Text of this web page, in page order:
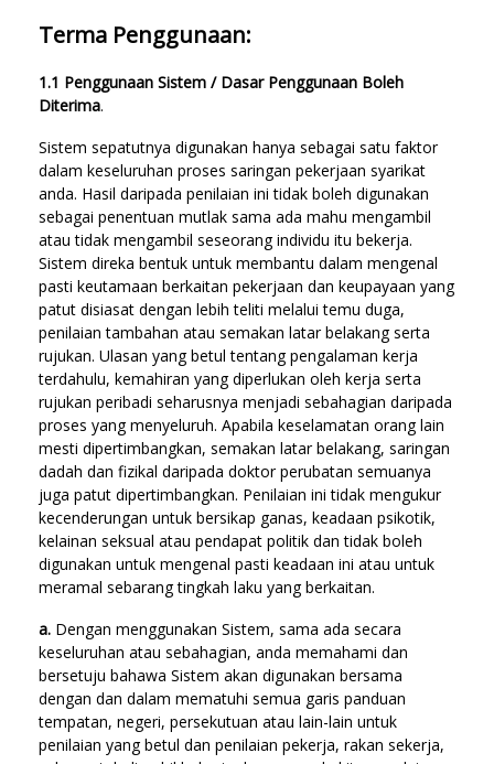
Terma Penggunaan:
1.1 Penggunaan Sistem / Dasar Penggunaan Boleh
Diterima.
Sistem sepatutnya digunakan hanya sebagai satu faktor
dalam keseluruhan proses saringan pekerjaan syarikat
anda. Hasil daripada penilaian ini tidak boleh digunakan
sebagai penentuan mutlak sama ada mahu mengambil
atau tidak mengambil seseorang individu itu bekerja.
Sistem direka bentuk untuk membantu dalam mengenal
pasti keutamaan berkaitan pekerjaan dan keupayaan yang
patut disiasat dengan lebih teliti melalui temu duga,
penilaian tambahan atau semakan latar belakang serta
rujukan. Ulasan yang betul tentang pengalaman kerja
terdahulu, kemahiran yang diperlukan oleh kerja serta
rujukan peribadi seharusnya menjadi sebahagian daripada
proses yang menyeluruh. Apabila keselamatan orang lain
mesti dipertimbangkan, semakan latar belakang, saringan
dadah dan fizikal daripada doktor perubatan semuanya
juga patut dipertimbangkan. Penilaian ini tidak mengukur
kecenderungan untuk bersikap ganas, keadaan psikotik,
kelainan seksual atau pendapat politik dan tidak boleh
digunakan untuk mengenal pasti keadaan ini atau untuk
meramal sebarang tingkah laku yang berkaitan.
a. Dengan menggunakan Sistem, sama ada secara
keseluruhan atau sebahagian, anda memahami dan
bersetuju bahawa Sistem akan digunakan bersama
dengan dan dalam mematuhi semua garis panduan
tempatan, negeri, persekutuan atau lain-lain untuk
penilaian yang betul dan penilaian pekerja, rakan sekerja,